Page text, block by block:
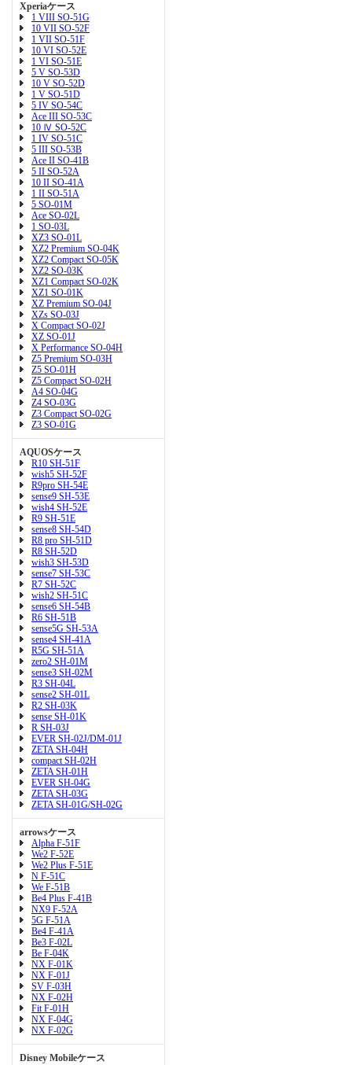
Xperiaケース
1 VIII SO-51G
10 VII SO-52F
1 VII SO-51F
10 VI SO-52E
1 VI SO-51E
5 V SO-53D
10 V SO-52D
1 V SO-51D
5 IV SO-54C
Ace III SO-53C
10 Ⅳ SO-52C
1 IV SO-51C
5 III SO-53B
Ace II SO-41B
5 II SO-52A
10 II SO-41A
1 II SO-51A
5 SO-01M
Ace SO-02L
1 SO-03L
XZ3 SO-01L
XZ2 Premium SO-04K
XZ2 Compact SO-05K
XZ2 SO-03K
XZ1 Compact SO-02K
XZ1 SO-01K
XZ Premium SO-04J
XZs SO-03J
X Compact SO-02J
XZ SO-01J
X Performance SO-04H
Z5 Premium SO-03H
Z5 SO-01H
Z5 Compact SO-02H
A4 SO-04G
Z4 SO-03G
Z3 Compact SO-02G
Z3 SO-01G
AQUOSケース
R10 SH-51F
wish5 SH-52F
R9pro SH-54E
sense9 SH-53E
wish4 SH-52E
R9 SH-51E
sense8 SH-54D
R8 pro SH-51D
R8 SH-52D
wish3 SH-53D
sense7 SH-53C
R7 SH-52C
wish2 SH-51C
sense6 SH-54B
R6 SH-51B
sense5G SH-53A
sense4 SH-41A
R5G SH-51A
zero2 SH-01M
sense3 SH-02M
R3 SH-04L
sense2 SH-01L
R2 SH-03K
sense SH-01K
R SH-03J
EVER SH-02J/DM-01J
ZETA SH-04H
compact SH-02H
ZETA SH-01H
EVER SH-04G
ZETA SH-03G
ZETA SH-01G/SH-02G
arrowsケース
Alpha F-51F
We2 F-52E
We2 Plus F-51E
N F-51C
We F-51B
Be4 Plus F-41B
NX9 F-52A
5G F-51A
Be4 F-41A
Be3 F-02L
Be F-04K
NX F-01K
NX F-01J
SV F-03H
NX F-02H
Fit F-01H
NX F-04G
NX F-02G
Disney Mobileケース